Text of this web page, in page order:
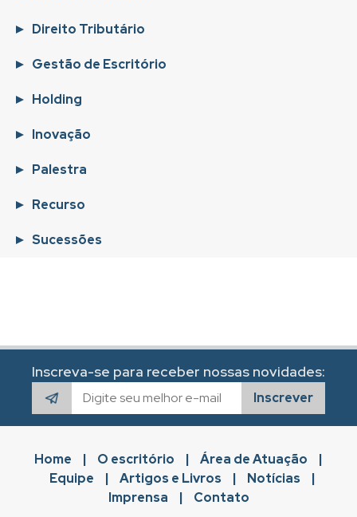
Direito Tributário
Gestão de Escritório
Holding
Inovação
Palestra
Recurso
Sucessões
Inscreva-se para receber nossas novidades:
Inscrever
Home | O escritório | Área de Atuação
|
Equipe
| Artigos e Livros | Notícias
|
Imprensa
|
Contato